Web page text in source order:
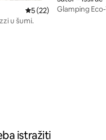
Prosječna ocjena: 5/5,
5 (22)
u šumi.
Glamping
istražiti